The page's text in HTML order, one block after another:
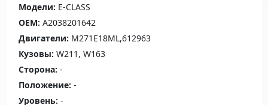
Модели: E-CLASS
OEM: A2038201642
Двигатели: M271E18ML,612963
Кузовы: W211, W163
Сторона: -
Положение: -
Уровень: -